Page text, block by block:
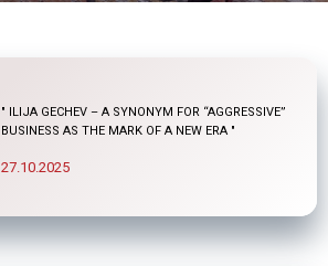
" ILIJA GECHEV – A SYNONYM FOR “AGGRESSIVE”
BUSINESS AS THE MARK OF A NEW ERA "
27.10.2025